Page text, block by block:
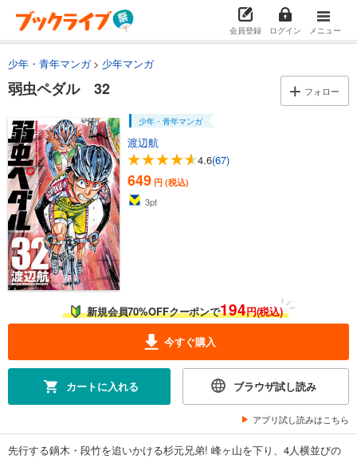
会員登録 ログイン メニュー
少年・青年マンガ 少年マンガ
弱虫ペダル 32 フォロー
少年・青年マンガ
渡辺航
4.6(67)
649 円 (税込)
3pt
新規会員70%OFFクーポンで194円(税込)
今すぐ購入
カートに入れる ブラウザ試し読み
アプリ試し読みはこちら
先行する鏑木・段竹を追いかける杉元兄弟! 峰ヶ山を下り、4人横並びの
649円 (税込)
カート
あらすじを表示する
弱虫ペダル 23
649円 (税込)
あらすじを表示する
弱虫ペダル 24
649円 (税込)
あらすじを表示する
弱虫ペダル 25
649円 (税込)
カート